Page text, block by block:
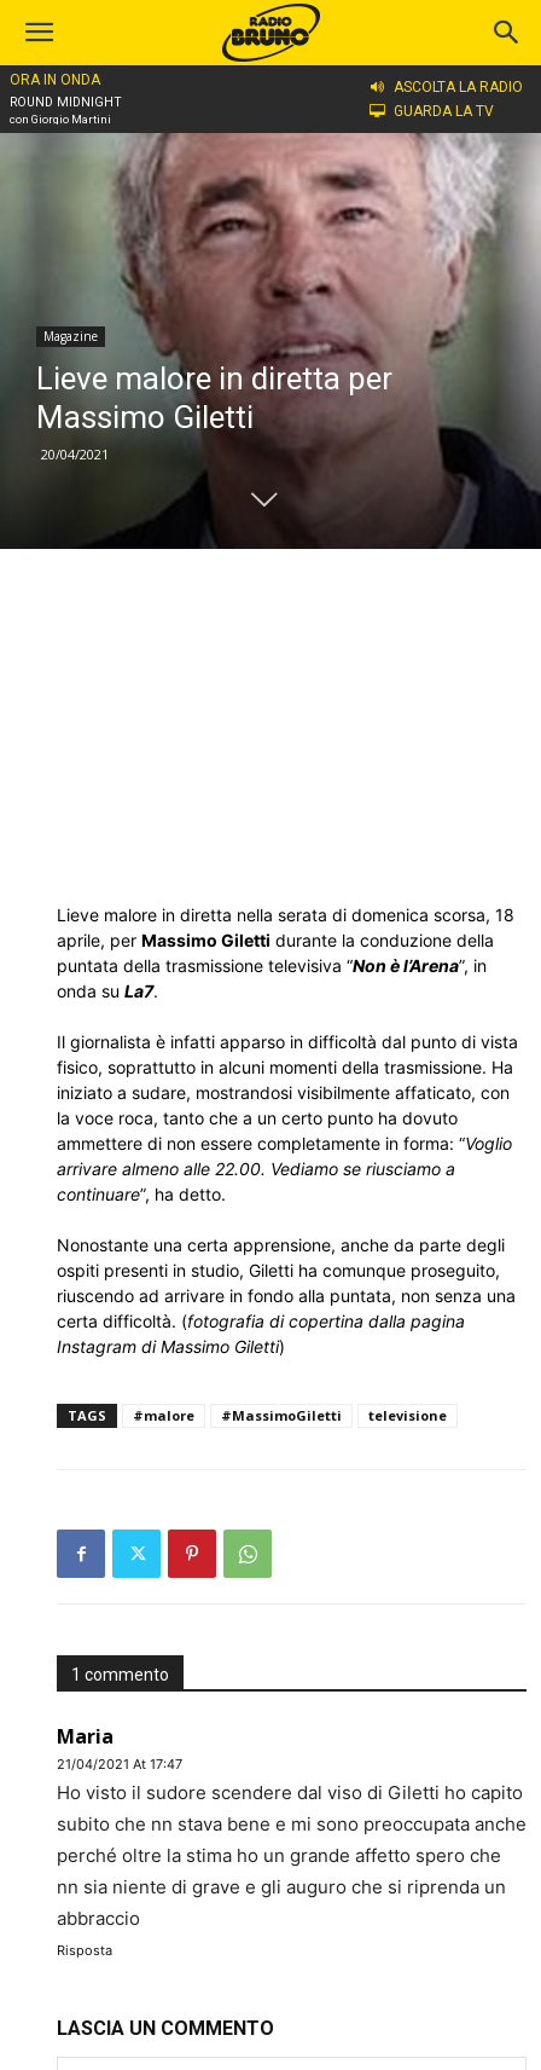
ORA IN ONDA
ROUND MIDNIGHT
con Giorgio Martini
ASCOLTA LA RADIO
GUARDA LA TV
Home
Magazine
Lieve malore in diretta per
Massimo Giletti
20/04/2021
Lieve malore in diretta nella serata di domenica scorsa, 18
aprile, per Massimo Giletti durante la conduzione della
puntata della trasmissione televisiva “Non è l’Arena”, in
onda su La7.
Il giornalista è infatti apparso in difficoltà dal punto di vista
fisico, soprattutto in alcuni momenti della trasmissione. Ha
iniziato a sudare, mostrandosi visibilmente affaticato, con
la voce roca, tanto che a un certo punto ha dovuto
ammettere di non essere completamente in forma: “Voglio
arrivare almeno alle 22.00. Vediamo se riusciamo a
continuare”, ha detto.
Nonostante una certa apprensione, anche da parte degli
ospiti presenti in studio, Giletti ha comunque proseguito,
riuscendo ad arrivare in fondo alla puntata, non senza una
certa difficoltà. (fotografia di copertina dalla pagina
Instagram di Massimo Giletti)
TAGS #malore #MassimoGiletti televisione
1 commento
Maria
21/04/2021 At 17:47
Ho visto il sudore scendere dal viso di Giletti ho capito
subito che nn stava bene e mi sono preoccupata anche
perché oltre la stima ho un grande affetto spero che
nn sia niente di grave e gli auguro che si riprenda un
abbraccio
Risposta
LASCIA UN COMMENTO